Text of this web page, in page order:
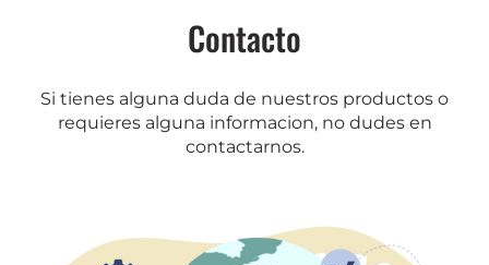
Contacto
Si tienes alguna duda de nuestros productos o
requieres alguna informacion, no dudes en
contactarnos.